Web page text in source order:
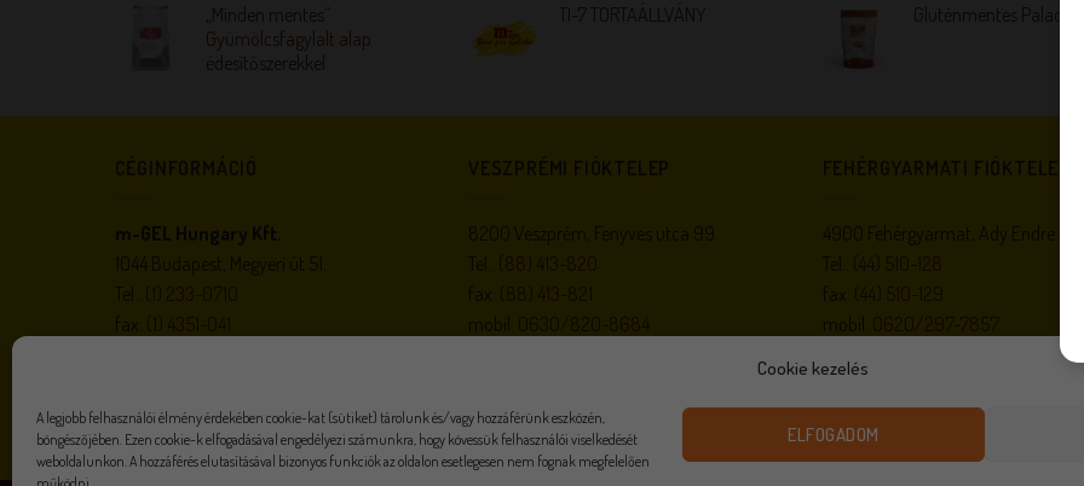
Cookie kezelés
A legjobb felhasználói élmény érdekében cookie-kat (sütiket) tárolunk és/vagy hozzáférünk eszközén,
böngészőjében. Ezen cookie-k elfogadásával engedélyezi számunkra, hogy kövessük felhasználói viselkedését
weboldalunkon. A hozzáférés elutasításával bizonyos funkciók az oldalon esetlegesen nem fognak megfelelően
ELFOGADOM
„Minden mentes”
Gyümölcsfagylalt alap
édesítőszerekkel
TI-7 TORTAÁLLVÁNY Gluténmentes
CÉGINFORMÁCIÓ
m-GEL Hungary Kft.
1044 Budapest, Megyeri út 51.
Tel.:
fax:
VESZPRÉMI FIÓKTELEP
8200 Veszprém, Fenyves utca 99.
Tel.:
fax:
mobil:
FEHÉRGYARMATI FIÓKTELEP
4900 Fehérgyarmat, Ady Endre
Tel.:
fax:
mobil: